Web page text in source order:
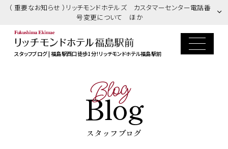
（ 重要なお知らせ ）リッチモンドホテルズ カスタマーセンター電話番
号変更について ほか
スタッフブログ | 福島駅西口徒歩1分！リッチモンドホテル福島駅前
Blog
Blog
スタッフブログ